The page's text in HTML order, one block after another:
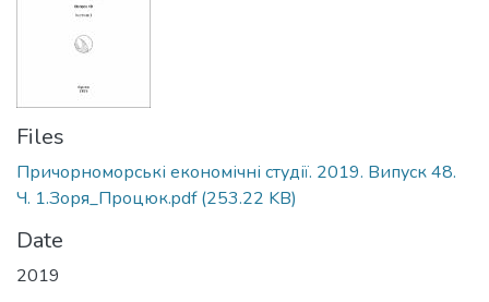
Files
Причорноморські економічні студії. 2019. Випуск 48.
Ч. 1.Зоря_Процюк.pdf(253.22 KB)
Date
2019